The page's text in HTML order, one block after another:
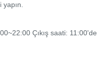
yapın.